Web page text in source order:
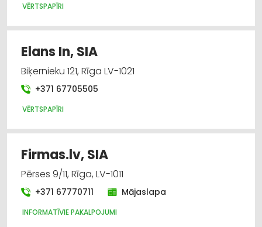
VĒRTSPAPĪRI
Elans In, SIA
Biķernieku 121, Rīga LV-1021
+371 67705505
VĒRTSPAPĪRI
Firmas.lv, SIA
Pērses 9/11, Rīga, LV-1011
+371 67770711 Mājaslapa
INFORMATĪVIE PAKALPOJUMI